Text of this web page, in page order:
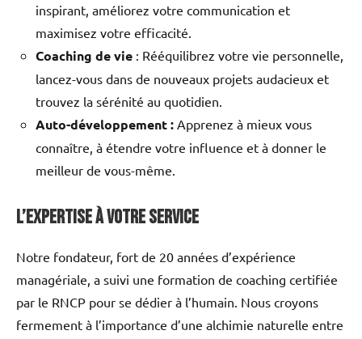
inspirant, améliorez votre communication et
maximisez votre efficacité.
Coaching de vie : Rééquilibrez votre vie personnelle,
lancez-vous dans de nouveaux projets audacieux et
trouvez la sérénité au quotidien.
Auto-développement : Apprenez à mieux vous
connaître, à étendre votre influence et à donner le
meilleur de vous-même.
L’expertise à votre service
Notre fondateur, fort de 20 années d’expérience
managériale, a suivi une formation de coaching certifiée
par le RNCP pour se dédier à l’humain. Nous croyons
fermement à l’importance d’une alchimie naturelle entre